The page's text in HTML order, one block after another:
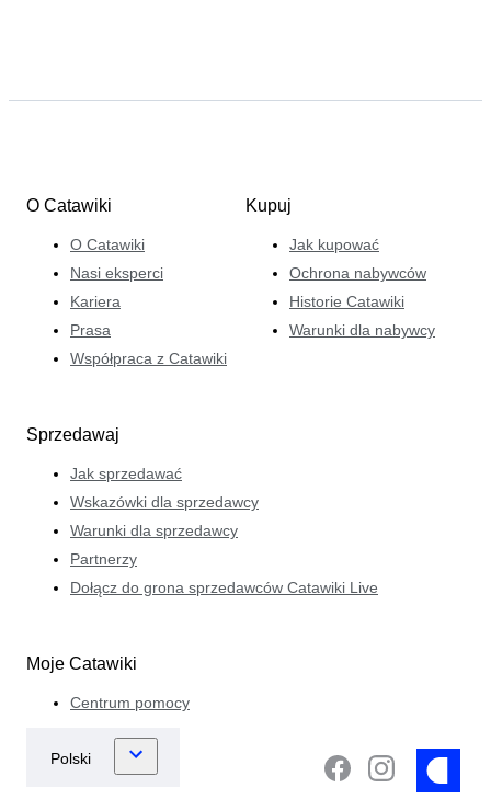
O Catawiki
O Catawiki
Nasi eksperci
Kariera
Prasa
Współpraca z Catawiki
Kupuj
Jak kupować
Ochrona nabywców
Historie Catawiki
Warunki dla nabywcy
Sprzedawaj
Jak sprzedawać
Wskazówki dla sprzedawcy
Warunki dla sprzedawcy
Partnerzy
Dołącz do grona sprzedawców Catawiki Live
Moje Catawiki
Centrum pomocy